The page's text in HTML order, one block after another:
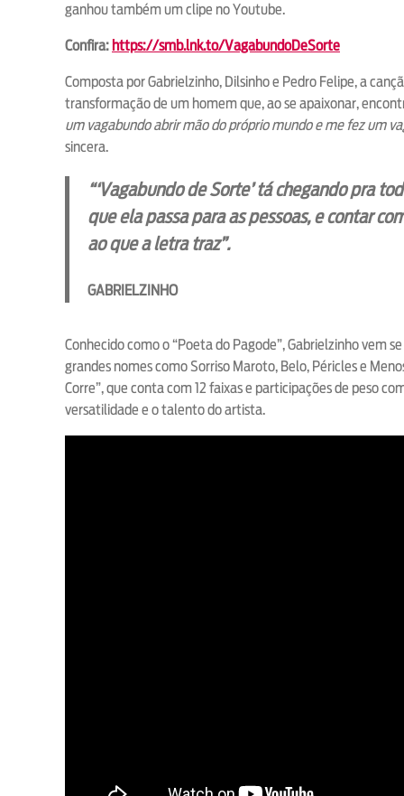
ganhou também um clipe no Youtube.
Confira: https://smb.lnk.to/VagabundoDeSorte
Composta por Gabrielzinho, Dilsinho e Pedro Felipe, a
transformação de um homem que, ao se apaixonar,
um vagabundo abrir mão do próprio mundo e me fez um
sincera.
“‘Vagabundo de Sorte’ tá chegando pra
que ela passa para as pessoas, e contar
ao que a letra traz”.
GABRIELZINHO
Conhecido como o “Poeta do Pagode”, Gabrielzinho vem
grandes nomes como Sorriso Maroto, Belo, Péricles e
Corre”, que conta com 12 faixas e participações de peso
versatilidade e o talento do artista.